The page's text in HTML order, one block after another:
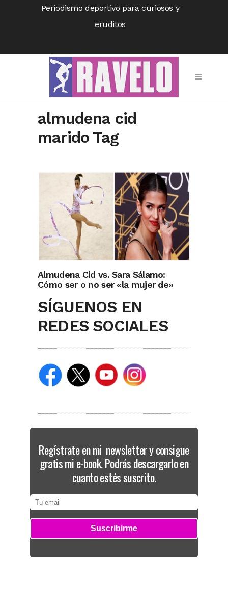
Periodismo deportivo para curiosos y
eruditos
almudena cid
marido Tag
Almudena Cid vs. Sara Sálamo:
Cómo ser o no ser «la mujer de»
SÍGUENOS EN
REDES SOCIALES
Regístrate en mi newsletter y consigue
gratis mi e-book. Podrás descargarlo en
cuanto estés suscrito.